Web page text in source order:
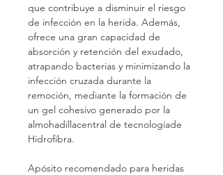
que contribuye a disminuir el riesgo
de infección en la herida. Además,
ofrece una gran capacidad de
absorción y retención del exudado,
atrapando bacterias y minimizando la
infección cruzada durante la
remoción, mediante la formación de
un gel cohesivo generado por la
almohadillacentral de tecnologíade
Hidrofibra.
Apósito recomendado para heridas